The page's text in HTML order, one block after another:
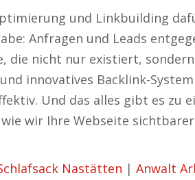
und Linkbuilding
Anfragen und Leads
die nicht nur existiert,
innovatives Backlink-
Und das alles gibt es zu
wir Ihre Webseite
Nastätten | Anwalt